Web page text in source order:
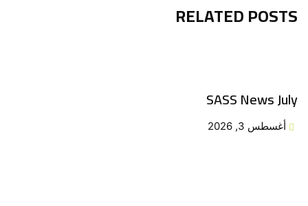
RELATED POSTS
SASS News July
أغسطس 3, 2026